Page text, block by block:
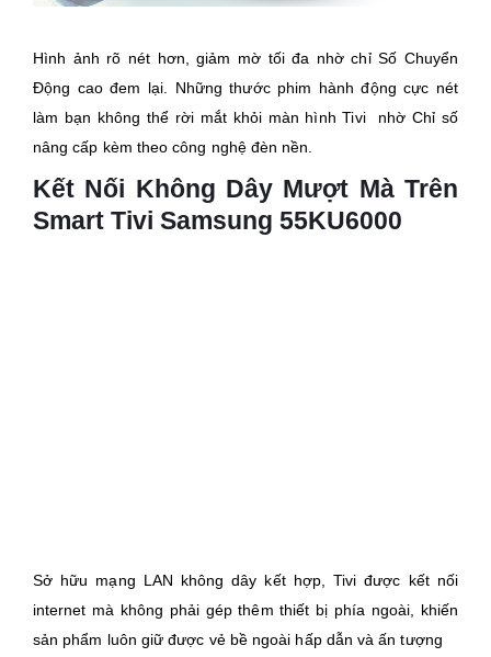
Hình ảnh rõ nét hơn, giảm mờ tối đa nhờ chỉ Số Chuyển
Động cao đem lại. Những thước phim hành động cực nét
làm bạn không thể rời mắt khỏi màn hình Tivi nhờ Chỉ số
nâng cấp kèm theo công nghệ đèn nền.
Kết Nối Không Dây Mượt Mà Trên
Smart Tivi Samsung 55KU6000
Sở hữu mạng LAN không dây kết hợp, Tivi được kết nối
internet mà không phải gép thêm thiết bị phía ngoài, khiến
sản phẩm luôn giữ được vẻ bề ngoài hấp dẫn và ấn tượng